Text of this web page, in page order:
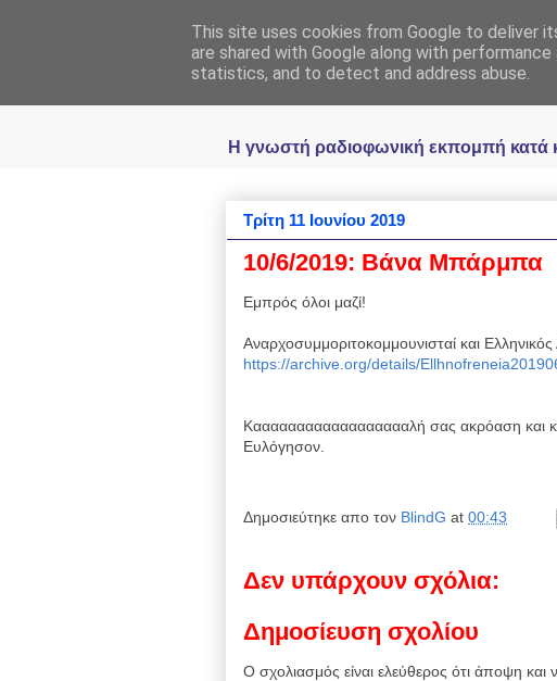
Ραδιοφωνική
Η γνωστή ραδιοφωνική εκπομπή κατά
Τρίτη 11 Ιουνίου 2019
10/6/2019: Βάνα Μπάρμπα
Εμπρός όλοι μαζί!
Αναρχοσυμμοριτοκομμουνισταί και
https://archive.org/details/
Κααααααααααααααααααλή σας ακρόαση και
Ευλόγησον.
Δημοσιεύτηκε απο τον BlindG at 00:43
Δεν υπάρχουν σχόλια:
Δημοσίευση σχολίου
Ο σχολιασμός είναι ελεύθερος ότι άποψη και
This site uses cookies from Google to deliver
are shared with Google along with
statistics, and to detect and address abuse.